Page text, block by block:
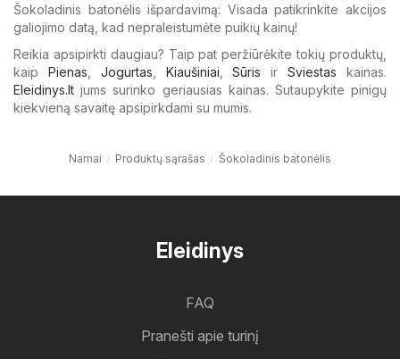
Šokoladinis batonėlis išpardavimą: Visada patikrinkite akcijos
galiojimo datą, kad nepraleistumėte puikių kainų!
Reikia apsipirkti daugiau? Taip pat peržiūrėkite tokių produktų,
kaip Pienas Jogurtas Kiaušiniai ,Sūris irSviestas kainas.
Eleidinys.lt jums surinko geriausias kainas. Sutaupykite pinigų
kiekvieną savaitę apsipirkdami su mumis.
Namai Produktų sąrašas Šokoladinis batonėlis
Eleidinys
FAQ
Pranešti apie turinį